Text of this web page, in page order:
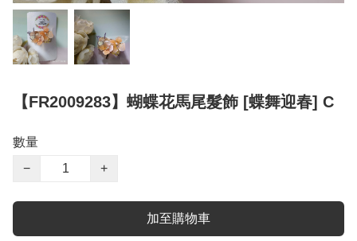
【FR2009283】蝴蝶花馬尾髮飾 [蝶舞迎春] C
數量
−
+
加至購物車